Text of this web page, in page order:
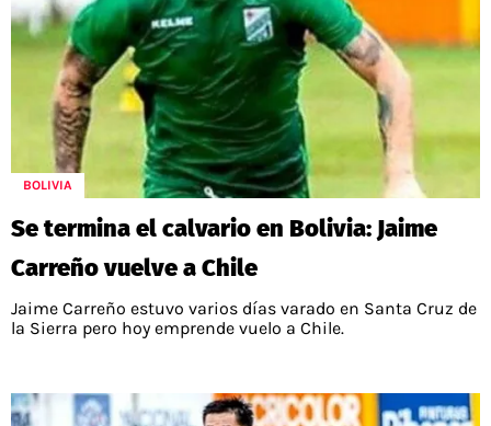
BOLIVIA
Se termina el calvario en Bolivia: Jaime
Carreño vuelve a Chile
Jaime Carreño estuvo varios días varado en Santa Cruz de
la Sierra pero hoy emprende vuelo a Chile.